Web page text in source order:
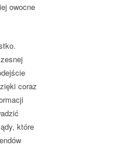
owocne
coraz
które